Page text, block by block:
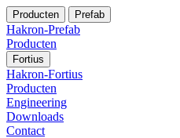
Producten Prefab
Hakron-Prefab
Producten
Fortius
Hakron-Fortius
Producten
Engineering
Downloads
Contact